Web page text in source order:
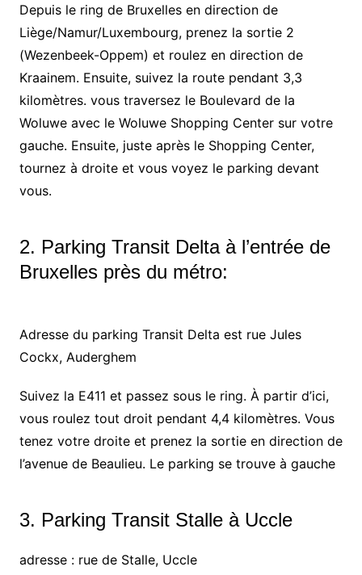
Depuis le ring de Bruxelles en direction de
Liège/Namur/Luxembourg, prenez la sortie 2
(Wezenbeek-Oppem) et roulez en direction de
Kraainem. Ensuite, suivez la route pendant 3,3
kilomètres. vous traversez le Boulevard de la
Woluwe avec le Woluwe Shopping Center sur votre
gauche. Ensuite, juste après le Shopping Center,
tournez à droite et vous voyez le parking devant
vous.
2. Parking Transit Delta à l’entrée de
Bruxelles près du métro:
Adresse du parking Transit Delta est rue Jules
Cockx, Auderghem
Suivez la E411 et passez sous le ring. À partir d’ici,
vous roulez tout droit pendant 4,4 kilomètres. Vous
tenez votre droite et prenez la sortie en direction de
l’avenue de Beaulieu. Le parking se trouve à gauche
3. Parking Transit Stalle à Uccle
adresse : rue de Stalle, Uccle